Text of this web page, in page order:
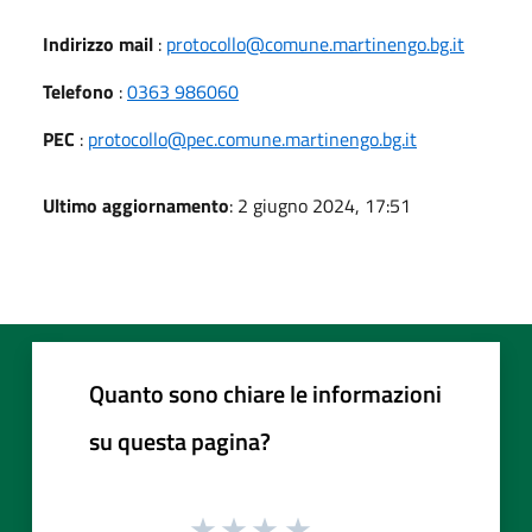
Indirizzo mail : protocollo@comune.martinengo.bg.it
Telefono :0363 986060
PEC : protocollo@pec.comune.martinengo.bg.it
Ultimo aggiornamento: 2 giugno 2024, 17:51
Quanto sono chiare le informazioni
su questa pagina?